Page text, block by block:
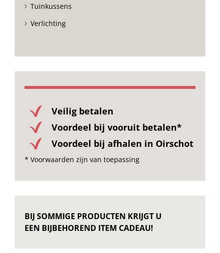
Tuinkussens
Verlichting
Veilig betalen
Voordeel bij vooruit betalen*
Voordeel bij afhalen in Oirschot
* Voorwaarden zijn van toepassing
BIJ SOMMIGE PRODUCTEN KRIJGT U
EEN BIJBEHOREND ITEM CADEAU!